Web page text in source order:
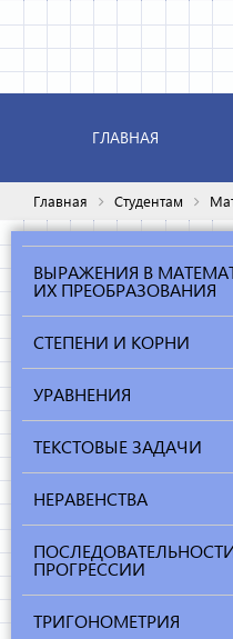
ГЛАВНАЯ
Главная Студентам
ВЫРАЖЕНИЯ В
ИХ ПРЕОБРАЗОВАНИЯ
СТЕПЕНИ И КОРНИ
УРАВНЕНИЯ
ТЕКСТОВЫЕ ЗАДАЧИ
НЕРАВЕНСТВА
ПРОГРЕССИИ
ТРИГОНОМЕТРИЯ